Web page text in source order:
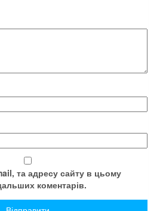
та адресу сайту в цьому
коментарів.